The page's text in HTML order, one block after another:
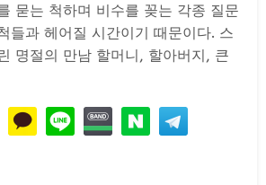
묻는 척하며 비수를 꽂는 각종 질문
들과 헤어질 시간이기 때문이다. 스
명절의 만남 할머니, 할아버지, 큰